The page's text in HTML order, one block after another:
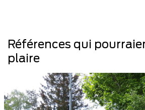
Références qui
plaire